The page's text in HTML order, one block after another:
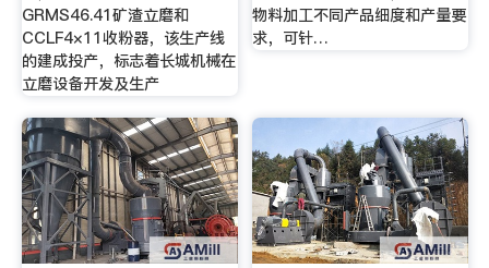
GRMS46.41矿渣立磨和
CCLF4×11收粉器，该生产线
的建成投产，标志着长城机械在
立磨设备开发及生产
物料加工不同产品细度和产量要
求，可针…